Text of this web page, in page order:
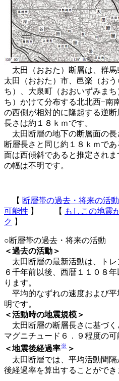
太田（おおた）断層は、群馬
太田（おおた）市、邑楽（お
ち）、大泉町（おおいずみま
ち）かけて分布する北北西−南
の西側が相対的に隆起する逆
長さは約１８ｋｍです。
太田断層の地下の断層面の長
断層長さと同じ約１８ｋｍで
面は西傾斜であると推定され
の幅は不明です。
【 断層帯の過去・将来の活動
可能性 】 【 もしこの地震
ク 】
○断層帯の過去・将来の活動
＜過去の活動＞
太田断層の最新活動は、トレ
６千年前以後、西暦１１０８
ります。
平均的なずれの速度および平
明です。
＜活動時の地震規模＞
太田断層の断層長さに基づく
マグニチュード６．９程度の可
＜地震後経過率※ ＞
太田断層では、平均活動間隔
後経過率を算出することができ